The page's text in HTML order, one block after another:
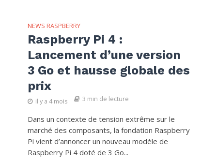
NEWS RASPBERRY
Raspberry Pi 4 :
Lancement d’une version
3 Go et hausse globale des
prix
il y a 4 mois 3 min de lecture
Dans un contexte de tension extrême sur le
marché des composants, la fondation Raspberry
Pi vient d’annoncer un nouveau modèle de
Raspberry Pi 4 doté de 3 Go...